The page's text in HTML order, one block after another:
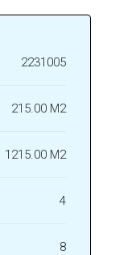
2231005
215.00 M2
1215.00 M2
4
8